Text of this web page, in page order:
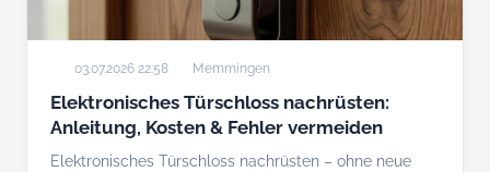
03.07.2026 22:58 Memmingen
Elektronisches Türschloss nachrüsten:
Anleitung, Kosten & Fehler vermeiden
Elektronisches Türschloss nachrüsten – ohne neue